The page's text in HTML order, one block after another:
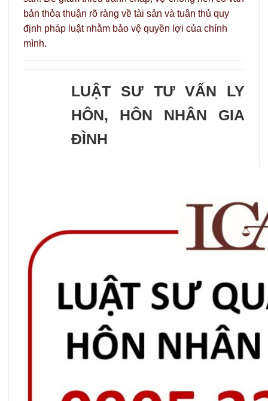
bản thỏa thuận rõ ràng về tài sản và tuân thủ quy
định pháp luật nhằm bảo vệ quyền lợi của chính
mình.
LUẬT SƯ TƯ VẤN LY
HÔN, HÔN NHÂN GIA
ĐÌNH